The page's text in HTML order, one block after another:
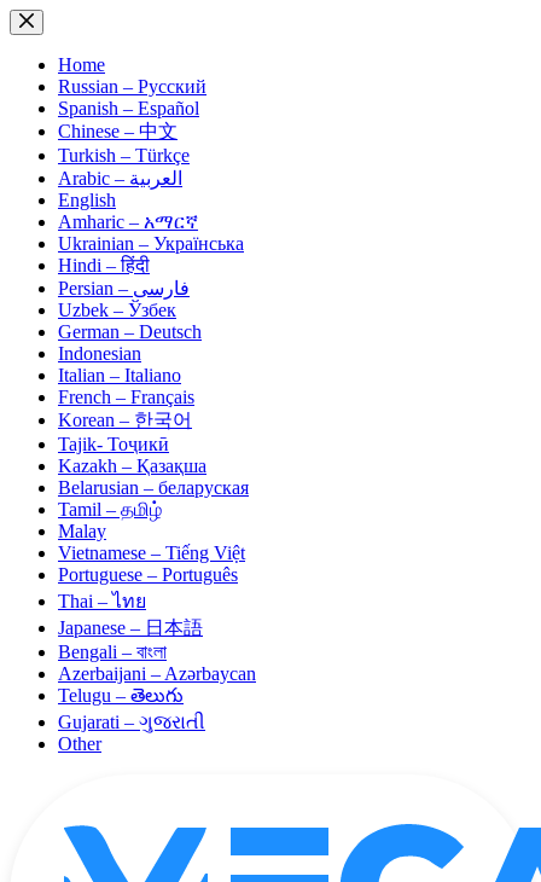
Skip
to
contentHome
Russian – Русский
Spanish – Español
Chinese – 中文
Turkish – Türkçe
Arabic – العربية
English
Amharic – አማርኛ
Ukrainian – Українська
Hindi – हिंदी
Persian – فارسی
Uzbek – Ўзбек
German – Deutsch
Indonesian
Italian – Italiano
French – Français
Korean – 한국어
Tajik- Тоҷикӣ
Kazakh – Қазақша
Belarusian – беларуская
Tamil – தமிழ்
Malay
Vietnamese – Tiếng Việt
Portuguese – Português
Thai – ไทย
Japanese – 日本語
Bengali – বাংলা
Azerbaijani – Azərbaycan
Telugu – తెలుగు
Gujarati – ગુજરાતી
Other